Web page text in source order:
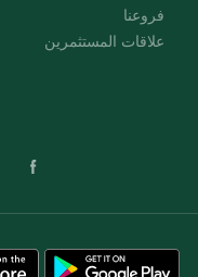
فروعنا
علاقات المستثمرين